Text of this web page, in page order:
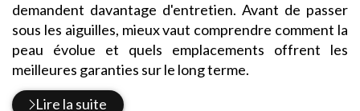
demandent davantage d'entretien. Avant de passer
sous les aiguilles, mieux vaut comprendre comment la
peau évolue et quels emplacements offrent les
meilleures garanties sur le long terme.
Lire la suite